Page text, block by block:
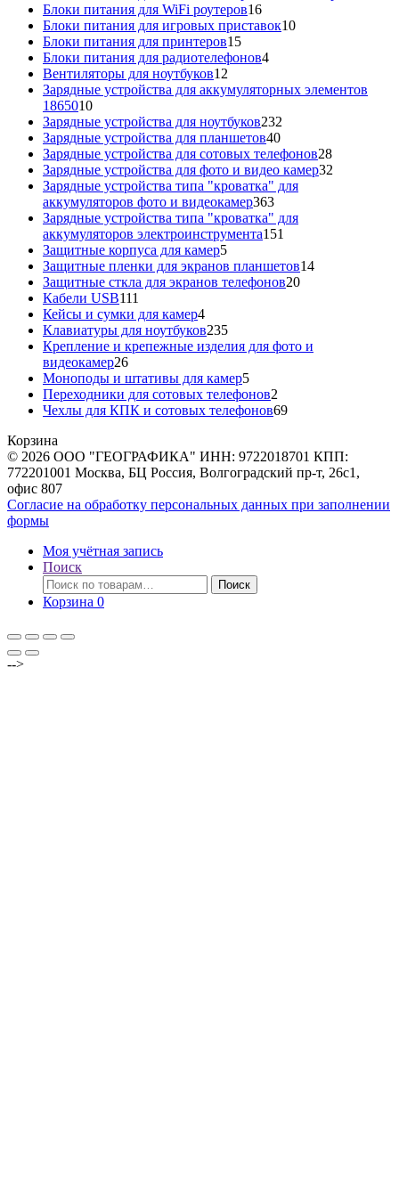
Блоки питания для WiFi роутеров1616
товаров
Блоки питания для игровых приставок1010
Блоки питания для принтеров1515
товаров
Блоки питания для радиотелефонов44
Вентиляторы для ноутбуков12
товаров
Зарядные устройства для аккумуляторных элементов
186501010
товаров
Зарядные устройства для ноутбуков232
Зарядные устройства для планшетов4040
товаров
Зарядные устройства для сотовых телефонов2828
товаров
Зарядные устройства для фото и видео камер32
Зарядные устройства типа "кроватка" для
аккумуляторов фото и видеокамер363363
товара
Зарядные устройства типа "кроватка" для
аккумуляторов электроинструмента151
Защитные корпуса для камер55
товаров
Защитные пленки для экранов планшетов1414
Защитные сткла для экранов телефонов2020
Кабели USB111
товаров
Кейсы и сумки для камер44
товара
Клавиатуры для ноутбуков235235
товаров
Крепление и крепежные изделия для фото и
видеокамер2626
товаров
Моноподы и штативы для камер55
товаров
Переходники для сотовых телефонов2
товара
Чехлы для КПК и сотовых телефонов6969
Корзина
© 2026 ООО "ГЕОГРАФИКА" ИНН: 9722018701 КПП:
772201001 Москва, БЦ Россия, Волгоградский пр-т, 26с1,
офис 807
Согласие на обработку персональных данных при заполнении
формы
Моя учётная запись
Поиск
Искать:
Поиск
Корзина 0
-->